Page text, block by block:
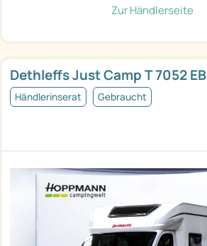
Zur Händlerseite
Dethleffs Just Camp T 7052 EB
Händlerinserat Gebraucht